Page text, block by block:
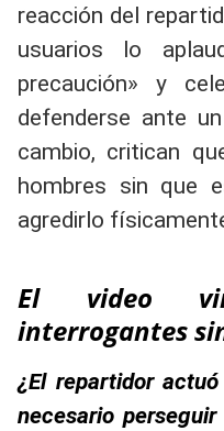
reacción del
usuarios lo
precaución» y
defenderse ante
cambio, critican
hombres sin que
agredirlo
El video
interrogantes
¿El repartidor
necesario